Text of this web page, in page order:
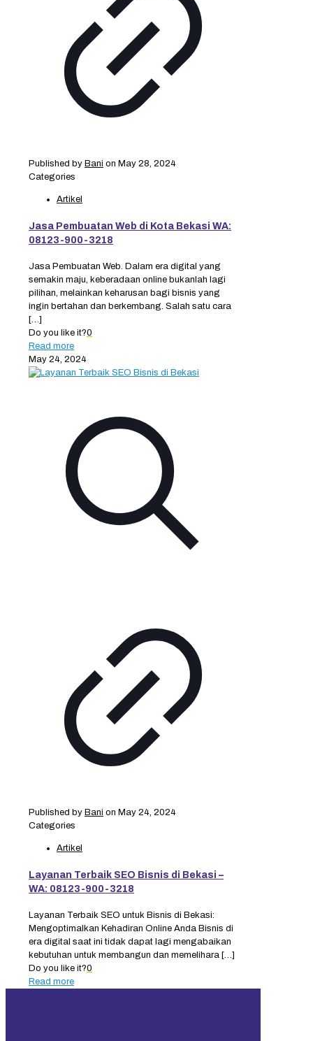
Published by Bani on May 28, 2024
Categories
Artikel
Jasa Pembuatan Web di Kota Bekasi WA:
08123-900-3218
Jasa Pembuatan Web. Dalam era digital yang
semakin maju, keberadaan online bukanlah lagi
pilihan, melainkan keharusan bagi bisnis yang
ingin bertahan dan berkembang. Salah satu cara
[…]
Do you like it?0
Read more
May 24, 2024
Published by Bani on May 24, 2024
Categories
Artikel
Layanan Terbaik SEO Bisnis di Bekasi –
WA: 08123-900-3218
Layanan Terbaik SEO untuk Bisnis di Bekasi:
Mengoptimalkan Kehadiran Online Anda Bisnis di
era digital saat ini tidak dapat lagi mengabaikan
kebutuhan untuk membangun dan memelihara […]
Do you like it?0
Read more